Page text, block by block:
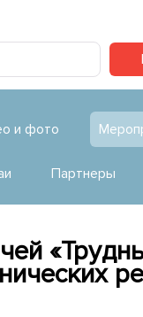
и фото
Партнеры